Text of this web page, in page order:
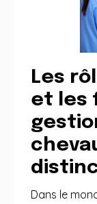
Les
et les
Dans le